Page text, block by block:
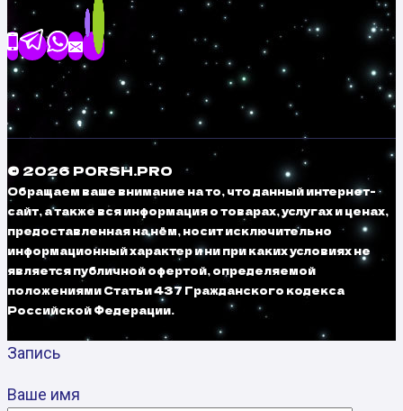
© 2026 PORSH.PRO
Обращаем ваше внимание на то, что данный интернет-
сайт, а также вся информация о товарах, услугах и ценах,
предоставленная на нём, носит исключительно
информационный характер и ни при каких условиях не
является публичной офертой, определяемой
положениями Статьи 437 Гражданского кодекса
Российской Федерации.
Запись
Ваше имя